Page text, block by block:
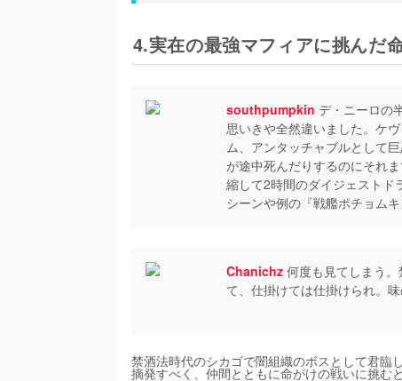
4.実在の最強マフィアに挑んだ
southpumpkin デ・ニーロの
思いきや全然違いました。ケ
ム、アンタッチャブルとして
が途中死んだりするのにそれ
縮して2時間のダイジェストド
シーンや例の『戦艦ポチョム
Chanichz 何度も見てしまう
て、仕掛けては仕掛けられ。
禁酒法時代のシカゴで闇組織のボスとして君臨
摘発すべく、仲間とともに命がけの戦いに挑む